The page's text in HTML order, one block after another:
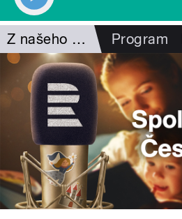
Z našeho vysílání Program